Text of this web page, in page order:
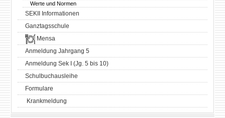
Werte und Normen
SEKII Informationen
Ganztagsschule
Mensa
Anmeldung Jahrgang 5
Anmeldung Sek I (Jg. 5 bis 10)
Schulbuchausleihe
Formulare
Krankmeldung